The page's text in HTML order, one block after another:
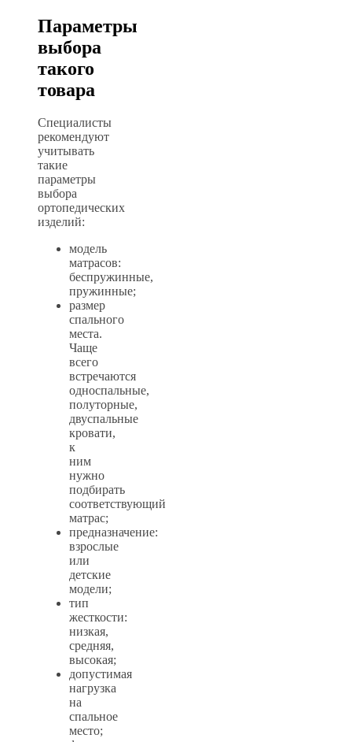
Параметры
выбора
такого
товара
Специалисты
рекомендуют
учитывать
такие
параметры
выбора
ортопедических
изделий:
модель
матрасов:
беспружинные,
пружинные;
размер
спального
места.
Чаще
всего
встречаются
односпальные,
полуторные,
двуспальные
кровати,
к
ним
нужно
подбирать
соответствующий
матрас;
предназначение:
взрослые
или
детские
модели;
тип
жесткости:
низкая,
средняя,
высокая;
допустимая
нагрузка
на
спальное
место;